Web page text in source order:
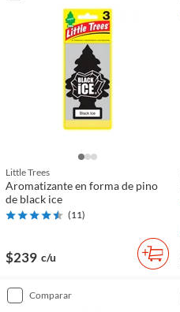
Little Trees
Aromatizante en forma de pino
de black ice
(11)
$239 c/u
comparar